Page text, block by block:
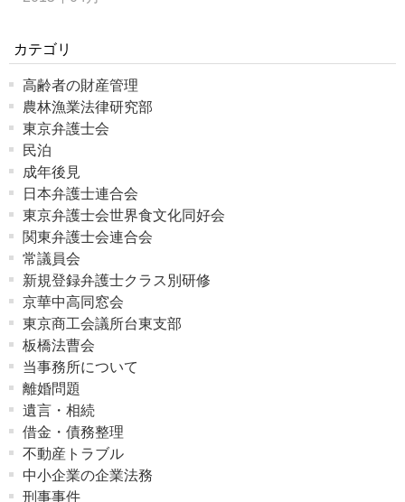
カテゴリ
高齢者の財産管理
農林漁業法律研究部
東京弁護士会
民泊
成年後見
日本弁護士連合会
東京弁護士会世界食文化同好会
関東弁護士会連合会
常議員会
新規登録弁護士クラス別研修
京華中高同窓会
東京商工会議所台東支部
板橋法曹会
当事務所について
離婚問題
遺言・相続
借金・債務整理
不動産トラブル
中小企業の企業法務
刑事事件